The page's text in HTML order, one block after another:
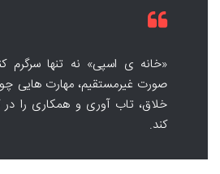
«خانه ی اسپی» نه تنها سرگرم
صورت غیرمستقیم، مهارت هایی
خلاق، تاب آوری و همکاری را
کند.